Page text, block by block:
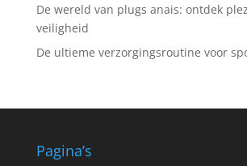
De wereld van plugs anais: ontdek
veiligheid
De ultieme verzorgingsroutine voor
Pagina’s